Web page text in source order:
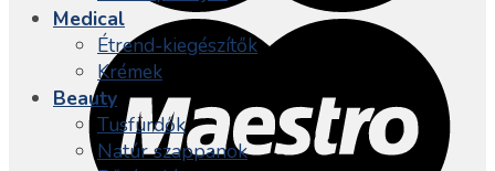
Medical
Étrend-kiegészítők
Krémek
Beauty
Tusfürdők
Natúr szappanok